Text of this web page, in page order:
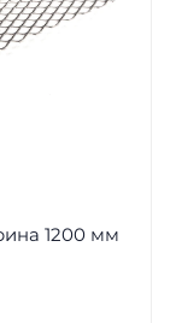
1200 мм